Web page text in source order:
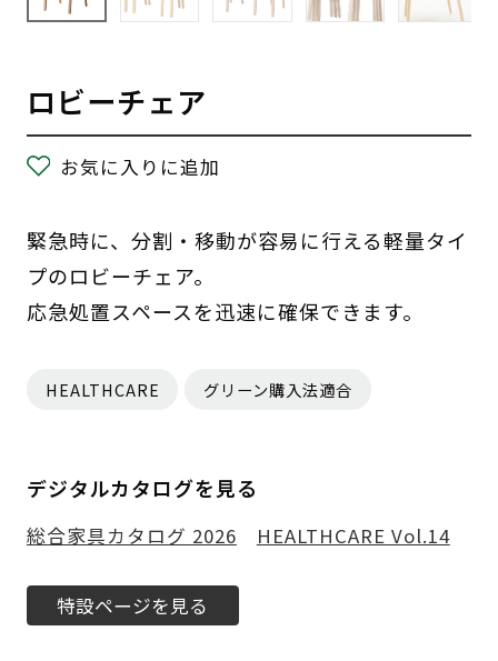
ロビーチェア
お気に入りに追加
緊急時に、分割・移動が容易に行える軽量タイ
プのロビーチェア。
応急処置スペースを迅速に確保できます。
HEALTHCARE グリーン購入法適合
デジタルカタログを見る
総合家具カタログ 2026 HEALTHCARE Vol.14
特設ページを見る